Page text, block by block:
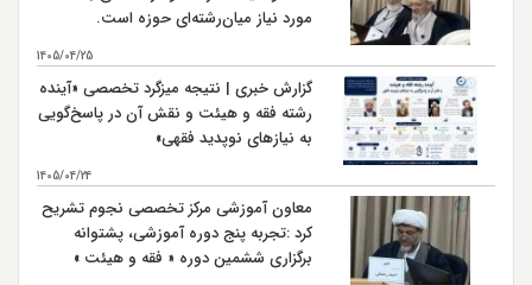
مورد نیاز میان‌رشته‌ای حوزه است.
1405/04/25
گزارش خبری | نتیجه میزگرد تخصصی «آینده
رشته فقه و هیئت و نقش آن در پاسخ‌گویی
به نیازهای نوپدید فقهی»
1405/04/24
معاون آموزشی مرکز تخصصی نجوم تشریح
کرد :تجربه پنج دوره آموزشی، پشتوانه
برگزاری ششمین دوره « فقه و هیئت »